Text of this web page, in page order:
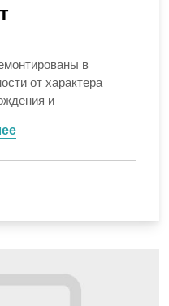
в
от характера
и